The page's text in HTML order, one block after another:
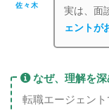
佐々木
実は、面
ェントが
なぜ、理解を
転職エージェント